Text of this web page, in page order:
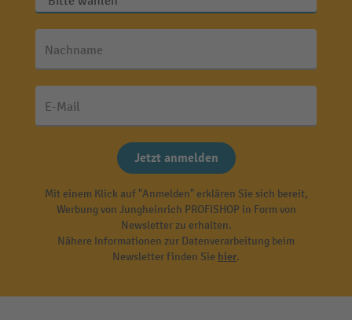
Nachname
E-Mail
Jetzt anmelden
Mit einem Klick auf "Anmelden" erklären Sie sich bereit,
Werbung von Jungheinrich PROFISHOP in Form von
Newsletter zu erhalten.
Nähere Informationen zur Datenverarbeitung beim
Newsletter finden Sie hier.